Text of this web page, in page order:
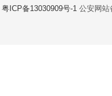
粤ICP备13030909号-1 公安网站